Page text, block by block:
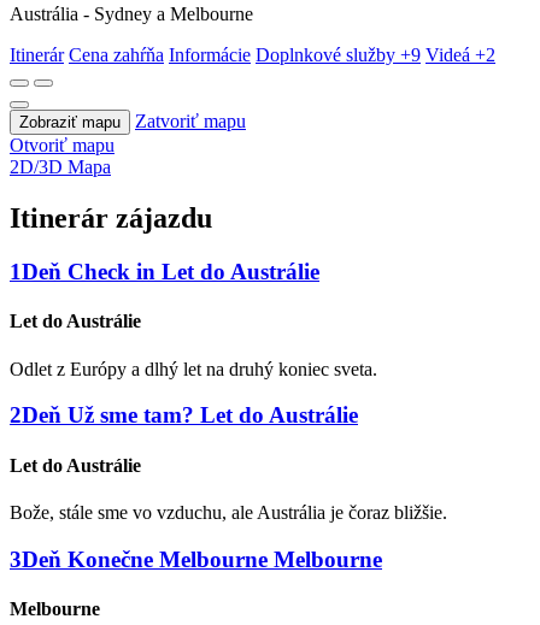
Austrália - Sydney a Melbourne
Itinerár Cena zahŕňa Informácie Doplnkové služby +9 Videá +2
Zobraziť mapu
Zatvoriť mapu
Otvoriť mapu
2D/3D Mapa
Itinerár zájazdu
1Deň Check in Let do Austrálie
Let do Austrálie
Odlet z Európy a dlhý let na druhý koniec sveta.
2Deň Už sme tam? Let do Austrálie
Let do Austrálie
Bože, stále sme vo vzduchu, ale Austrália je čoraz bližšie.
3Deň Konečne Melbourne Melbourne
Melbourne